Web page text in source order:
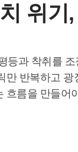
위기
등과 착취를
만 반복하고
흐름을 만들어